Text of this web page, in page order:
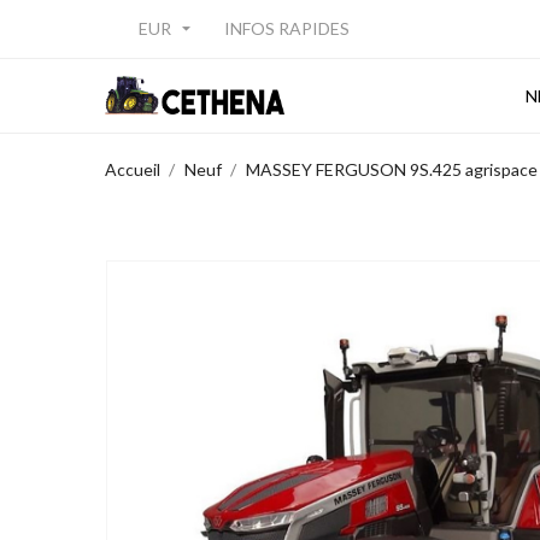
EUR  INFOS RAPIDES
Accueil Neuf MASSEY FERGUSON 9S.425